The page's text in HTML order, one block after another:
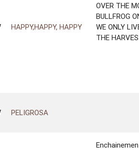
HAPPY,HAPPY, HAPPY
OVER THE
BULLFROG
WE ONLY
THE
PELIGROSA